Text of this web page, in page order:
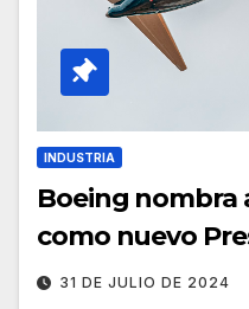
INDUSTRIA
Boeing nombra
como nuevo
31 DE JULIO DE 2024